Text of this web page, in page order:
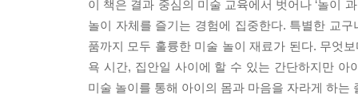
이 책은 결과 중심의 미술 교육에서 벗어나 ‘놀이
놀이 자체를 즐기는 경험에 집중한다. 특별한 교
품까지 모두 훌륭한 미술 놀이 재료가 된다. 무엇
욕 시간, 집안일 사이에 할 수 있는 간단하지만
미술 놀이를 통해 아이의 몸과 마음을 자라게 하는